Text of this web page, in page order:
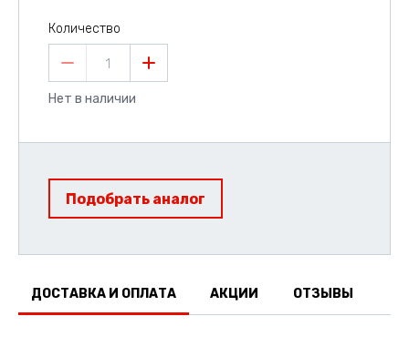
Количество
1
Нет в наличии
Подобрать аналог
ДОСТАВКА И ОПЛАТА АКЦИИ ОТЗЫВЫ